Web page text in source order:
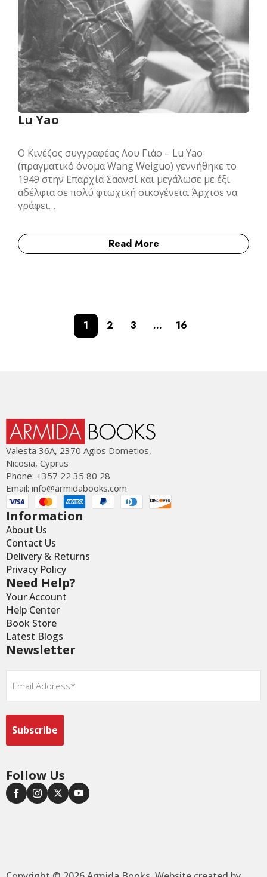
Lu Yao
Ο Κινέζος συγγραφέας Λου Γιάο – Lu Yao
(πραγματικό όνομα Wang Weiguo) γεννήθηκε το
1949 στην Επαρχία Σαανσί και μεγάλωσε με έξι
αδέλφια σε πολύ φτωχική οικογένεια. Άρχισε να
γράφει…
Read More
1 2 3 … 16
Valesta 36Α, 2370 Agios Dometios,
Nicosia, Cyprus
Phone: +357 22 35 80 28
Email: info@armidabooks.com
Information
About Us
Contact Us
Delivery & Returns
Privacy Policy
Need Help?
Your Account
Help Center
Book Store
Latest Blogs
Newsletter
Email
Follow Us